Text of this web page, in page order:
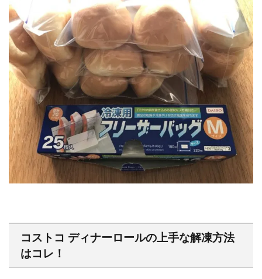
コストコ ディナーロールの上手な解凍方法
はコレ！